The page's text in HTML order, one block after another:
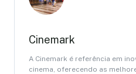
Cinemark
A Cinemark é referência em
cinema, oferecendo as